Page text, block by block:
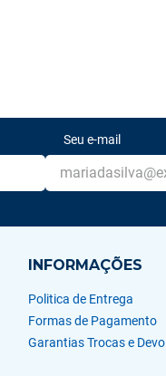
Seu e-mail
INFORMAÇÕES
Politica de Entrega
Formas de Pagamento
Garantias Trocas e